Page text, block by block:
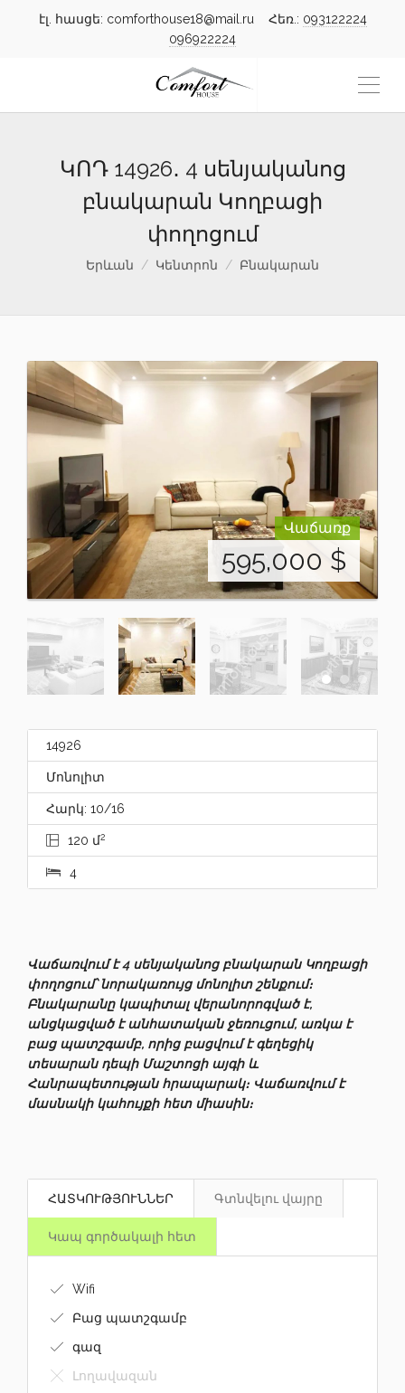
էլ. հասցե: comforthouse18@mail.ru Հեռ.: 093122224
096922224
ԿՈԴ 14926․ 4 սենյականոց
բնակարան Կողբացի
փողոցում
Երևան Կենտրոն Բնակարան
Վաճառք
595,000 $
14926
Մոնոլիտ
Հարկ: 10/16
120 մ2
4
Վաճառվում է 4 սենյականոց բնակարան Կողբացի
փողոցում՝ նորակառույց մոնոլիտ շենքում։
Բնակարանը կապիտալ վերանորոգված է,
անցկացված է անհատական ջեռուցում, առկա է
բաց պատշգամբ, որից բացվում է գեղեցիկ
տեսարան դեպի Մաշտոցի այգի և
Հանրապետության հրապարակ։ Վաճառվում է
մասնակի կահույքի հետ միասին։
ՀԱՏԿՈՒԹՅՈՒՆՆԵՐ Գտնվելու վայրը
Կապ գործակալի հետ
Wifi
Բաց պատշգամբ
գազ
Լողավազան